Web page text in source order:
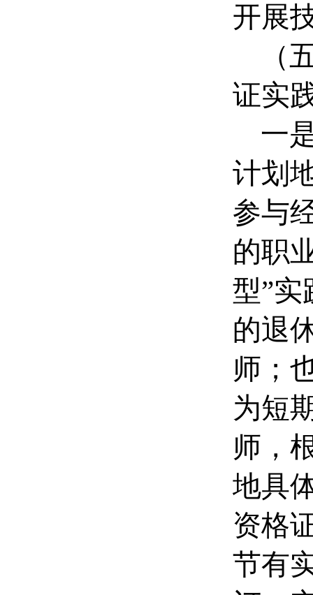
开展
（
证实
一
计划
参与
的职
型”
的退
师；
为短
师，
地具
资格
节有